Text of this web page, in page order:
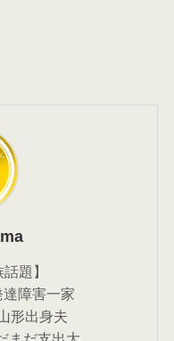
題】
障害一家
形出身夫